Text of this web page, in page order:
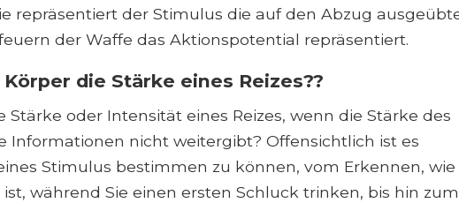
repräsentiert der Stimulus die auf den Abzug
der Waffe das Aktionspotential repräsentiert.
die Stärke eines Reizes??
Stärke oder Intensität eines Reizes, wenn die Stärke des
Informationen nicht weitergibt? Offensichtlich ist es
Stimulus bestimmen zu können, vom Erkennen, wie
ist, während Sie einen ersten Schluck trinken, bis hin zum